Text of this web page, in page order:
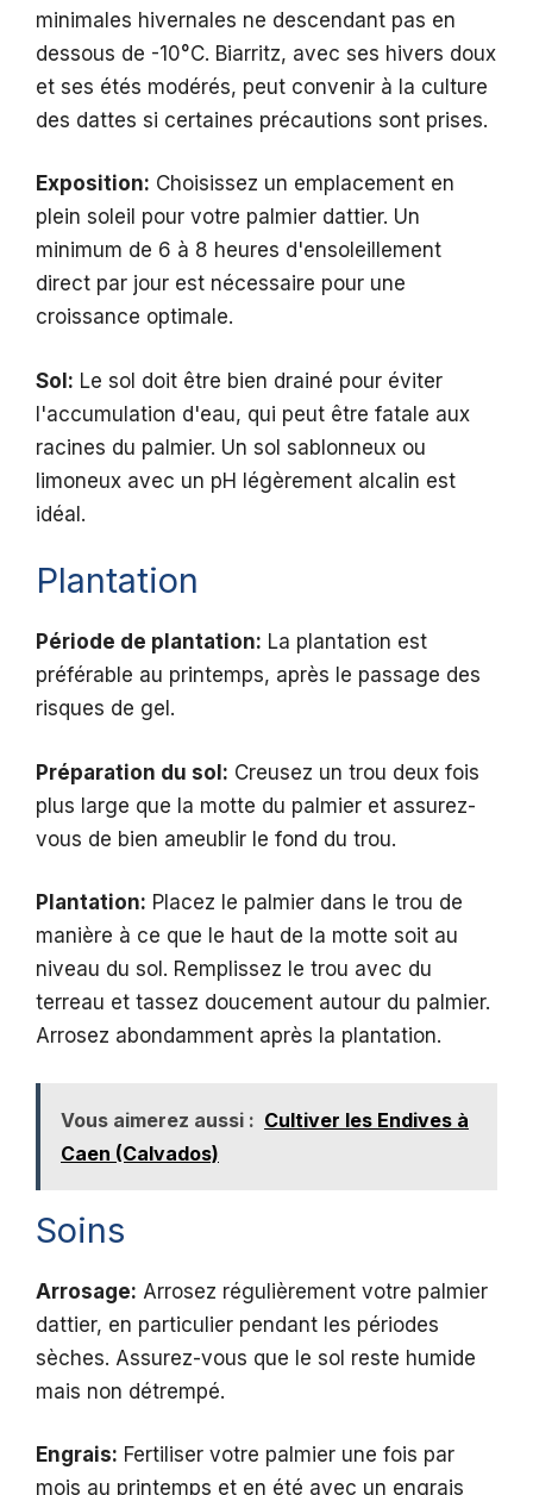
minimales hivernales ne descendant pas en
dessous de -10°C. Biarritz, avec ses hivers doux
et ses étés modérés, peut convenir à la culture
des dattes si certaines précautions sont prises.
Exposition: Choisissez un emplacement en
plein soleil pour votre palmier dattier. Un
minimum de 6 à 8 heures d'ensoleillement
direct par jour est nécessaire pour une
croissance optimale.
Sol: Le sol doit être bien drainé pour éviter
l'accumulation d'eau, qui peut être fatale aux
racines du palmier. Un sol sablonneux ou
limoneux avec un pH légèrement alcalin est
idéal.
Plantation
Période de plantation: La plantation est
préférable au printemps, après le passage des
risques de gel.
Préparation du sol: Creusez un trou deux fois
plus large que la motte du palmier et assurez-
vous de bien ameublir le fond du trou.
Plantation: Placez le palmier dans le trou de
manière à ce que le haut de la motte soit au
niveau du sol. Remplissez le trou avec du
terreau et tassez doucement autour du palmier.
Arrosez abondamment après la plantation.
Vous aimerez aussi : Cultiver les Endives à
Caen (Calvados)
Soins
Arrosage: Arrosez régulièrement votre palmier
dattier, en particulier pendant les périodes
sèches. Assurez-vous que le sol reste humide
mais non détrempé.
Engrais: Fertiliser votre palmier une fois par
mois au printemps et en été avec un engrais